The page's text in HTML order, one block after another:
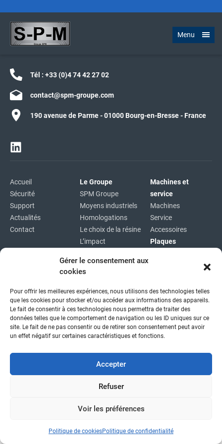
Gérer le consentement aux
cookies
Pour offrir les meilleures expériences, nous utilisons des technologies telles
que les cookies pour stocker et/ou accéder aux informations des appareils.
Le fait de consentir à ces technologies nous permettra de traiter des
données telles que le comportement de navigation ou les ID uniques sur ce
site. Le fait de ne pas consentir ou de retirer son consentement peut avoir
un effet négatif sur certaines caractéristiques et fonctions.
Accepter
Refuser
Voir les préférences
Politique de cookiesPolitique de confidentialité
Menu
Tél : +33 (0)4 74 42 27 02
contact@spm-groupe.com
190 avenue de Parme - 01000 Bourg-en-Bresse - France
Accueil
Sécurité
Support
Actualités
Contact
Le Groupe
SPM Groupe
Moyens industriels
Homologations
Le choix de la résine
L’impact
Machines et
service
Machines
Service
Accessoires
Plaques
Plan du site
Copyright © 2026|Mentions légales|Confidentialité|
fait avec
par l'agence idcom